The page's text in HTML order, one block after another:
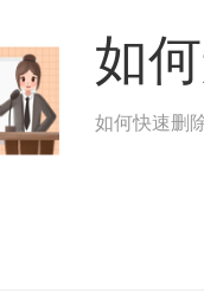
如
如何快速删